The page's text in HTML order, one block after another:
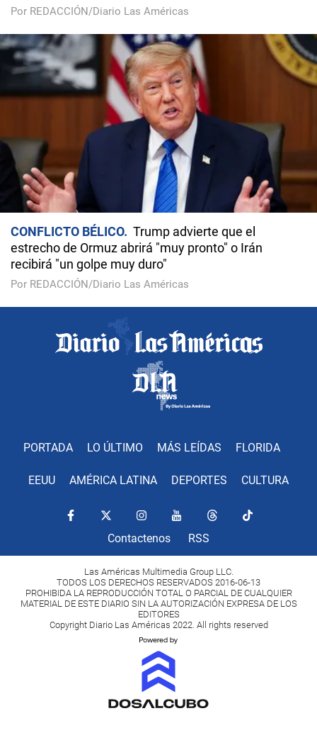
Por REDACCIÓN/Diario Las Américas
CONFLICTO BÉLICO
Trump advierte que el
estrecho de Ormuz abrirá "muy pronto" o Irán
recibirá "un golpe muy duro"
Por REDACCIÓN/Diario Las Américas
PORTADA LO ÚLTIMO MÁS LEÍDAS FLORIDA
EEUU AMÉRICA LATINA DEPORTES CULTURA
Contactenos RSS
Las Américas Multimedia Group LLC.
TODOS LOS DERECHOS RESERVADOS 2016-06-13
PROHIBIDA LA REPRODUCCIÓN TOTAL O PARCIAL DE CUALQUIER
MATERIAL DE ESTE DIARIO SIN LA AUTORIZACIÓN EXPRESA DE LOS
EDITORES
Copyright Diario Las Américas 2022. All rights reserved